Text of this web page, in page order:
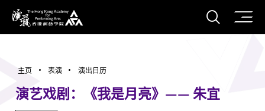
香港演艺学院
打开
主页 表演 演出日历
演艺戏剧：《我是月亮》—— 朱宜